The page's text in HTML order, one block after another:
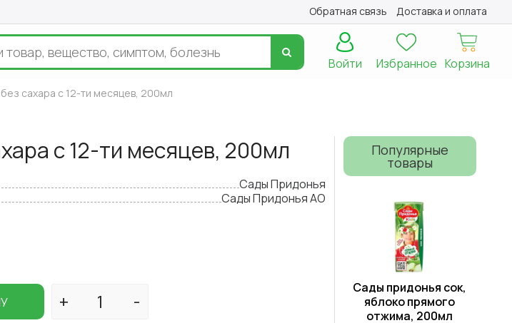
Обратная связь Доставка и оплата
Корзина
Избранное
Войти
сахара с 12-ти месяцев, 200мл
с 12-ти месяцев, 200мл
Сады Придонья
Сады Придонья АО
Популярные
товары
Сады придонья сок,
яблоко прямого
отжима, 200мл